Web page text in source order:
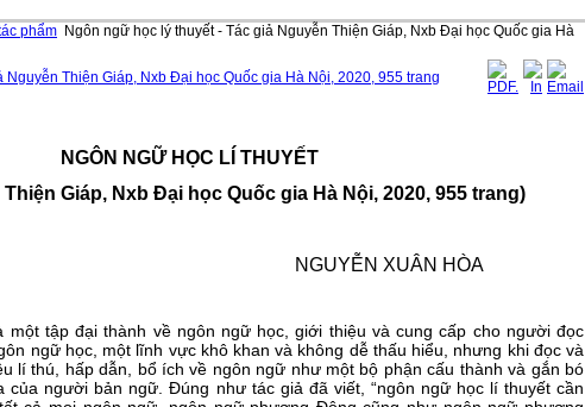
phẩm Ngôn ngữ học lý thuyết - Tác giả Nguyễn Thiện Giáp, Nxb Đại học Quốc gia Hà
Nguyễn Thiện Giáp, Nxb Đại học Quốc gia Hà Nội, 2020, 955 trang
NGÔN NGỮ HỌC LÍ THUYẾT
Giáp, Nxb Đại học Quốc gia Hà Nội, 2020, 955 trang)
NGUYỄN XUÂN HÒA
tập đại thành về ngôn ngữ học, giới thiệu và cung cấp cho người đọc
ngữ học, một lĩnh vực khô khan và không dễ thấu hiểu, nhưng khi đọc và
lí thú, hấp dẫn, bổ ích về ngôn ngữ như một bộ phận cấu thành và gắn bó
của người bản ngữ. Đúng như tác giả đã viết, “ngôn ngữ học lí thuyết cần